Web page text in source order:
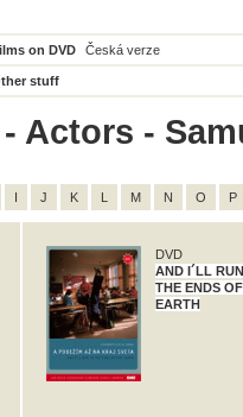
on DVD Česká verze
stuff
Actors -
I J K L M N O P
DVD
AND I´LL
THE ENDS
EARTH